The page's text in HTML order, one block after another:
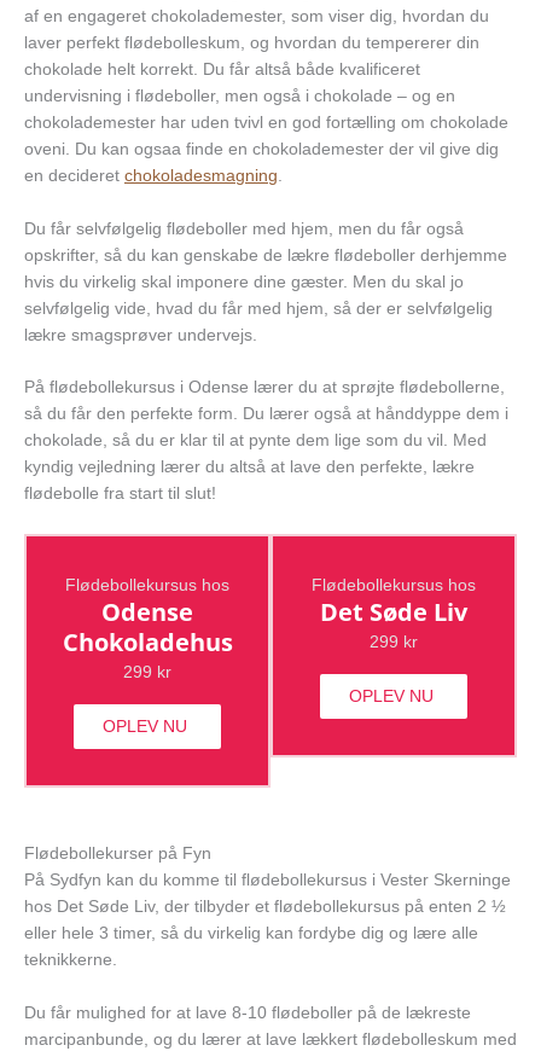
af en engageret chokolademester, som viser dig, hvordan du
laver perfekt flødebolleskum, og hvordan du tempererer din
chokolade helt korrekt. Du får altså både kvalificeret
undervisning i flødeboller, men også i chokolade – og en
chokolademester har uden tvivl en god fortælling om chokolade
oveni. Du kan ogsaa finde en chokolademester der vil give dig
en decideret chokoladesmagning
Du får selvfølgelig flødeboller med hjem, men du får også
opskrifter, så du kan genskabe de lækre flødeboller derhjemme
hvis du virkelig skal imponere dine gæster. Men du skal jo
selvfølgelig vide, hvad du får med hjem, så der er selvfølgelig
lækre smagsprøver undervejs.
På flødebollekursus i Odense lærer du at sprøjte flødebollerne,
så du får den perfekte form. Du lærer også at hånddyppe dem i
chokolade, så du er klar til at pynte dem lige som du vil. Med
kyndig vejledning lærer du altså at lave den perfekte, lækre
flødebolle fra start til slut!
Flødebollekursus hos
Odense
Chokoladehus
299 kr
OPLEV NU
Flødebollekursus hos
Det Søde Liv
299 kr
OPLEV NU
Flødebollekurser på Fyn
På Sydfyn kan du komme til flødebollekursus i Vester Skerninge
hos Det Søde Liv, der tilbyder et flødebollekursus på enten 2 ½
eller hele 3 timer, så du virkelig kan fordybe dig og lære alle
teknikkerne.
Du får mulighed for at lave 8-10 flødeboller på de lækreste
marcipanbunde, og du lærer at lave lækkert flødebolleskum med